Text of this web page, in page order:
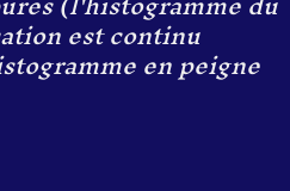
est continu
en peigne